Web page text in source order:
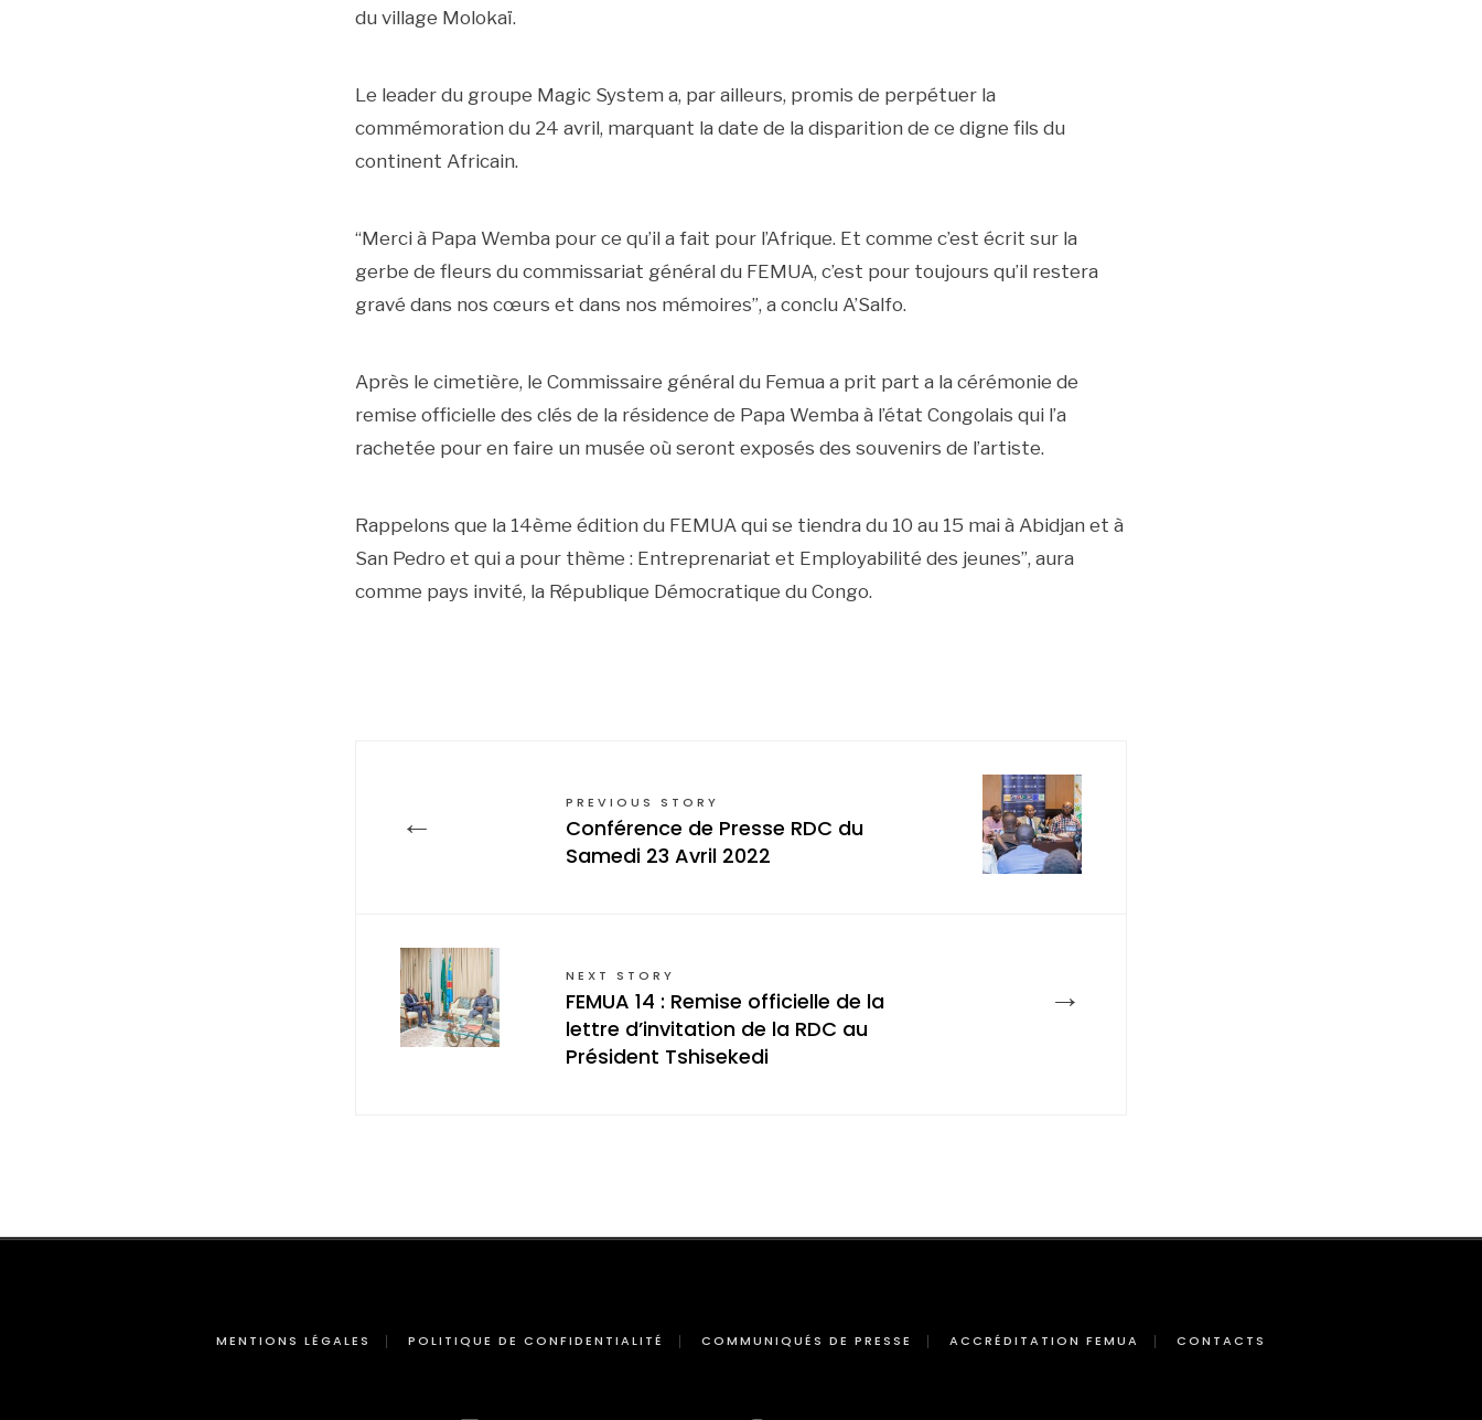
du village Molokaï.
Le leader du groupe Magic System a, par ailleurs, promis de perpétuer la
commémoration du 24 avril, marquant la date de la disparition de ce digne fils du
continent Africain.
“Merci à Papa Wemba pour ce qu’il a fait pour l’Afrique. Et comme c’est écrit sur la
gerbe de fleurs du commissariat général du FEMUA, c’est pour toujours qu’il restera
gravé dans nos cœurs et dans nos mémoires”, a conclu A’Salfo.
Après le cimetière, le Commissaire général du Femua a prit part a la cérémonie de
remise officielle des clés de la résidence de Papa Wemba à l’état Congolais qui l’a
rachetée pour en faire un musée où seront exposés des souvenirs de l’artiste.
Rappelons que la 14ème édition du FEMUA qui se tiendra du 10 au 15 mai à Abidjan et à
San Pedro et qui a pour thème : Entreprenariat et Employabilité des jeunes”, aura
comme pays invité, la République Démocratique du Congo.
←
PREVIOUS STORY
Conférence de Presse RDC du
Samedi 23 Avril 2022
→
NEXT STORY
FEMUA 14 : Remise officielle de la
lettre d’invitation de la RDC au
Président Tshisekedi
MENTIONS LÉGALES POLITIQUE DE CONFIDENTIALITÉ COMMUNIQUÉS DE PRESSE ACCRÉDITATION FEMUA CONTACTS